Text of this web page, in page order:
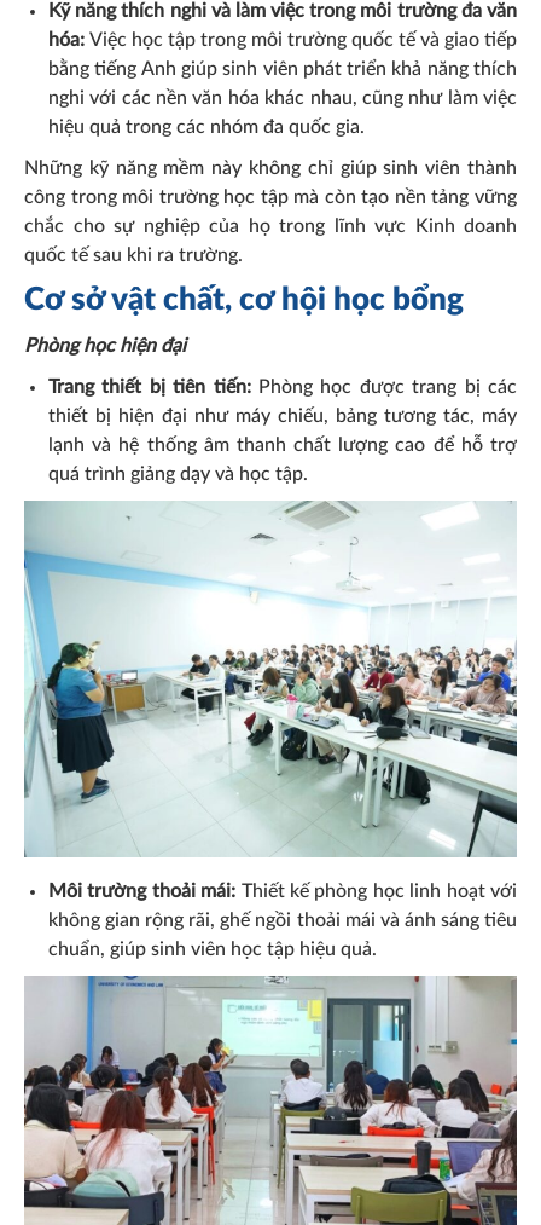
Kỹ năng thích nghi và làm việc trong môi trường đa văn
hóa: Việc học tập trong môi trường quốc tế và giao tiếp
bằng tiếng Anh giúp sinh viên phát triển khả năng thích
nghi với các nền văn hóa khác nhau, cũng như làm việc
hiệu quả trong các nhóm đa quốc gia.
Những kỹ năng mềm này không chỉ giúp sinh viên thành
công trong môi trường học tập mà còn tạo nền tảng vững
chắc cho sự nghiệp của họ trong lĩnh vực Kinh doanh
quốc tế sau khi ra trường.
Cơ sở vật chất, cơ hội học bổng
Phòng học hiện đại
Trang thiết bị tiên tiến: Phòng học được trang bị các
thiết bị hiện đại như máy chiếu, bảng tương tác, máy
lạnh và hệ thống âm thanh chất lượng cao để hỗ trợ
quá trình giảng dạy và học tập.
Môi trường thoải mái: Thiết kế phòng học linh hoạt với
không gian rộng rãi, ghế ngồi thoải mái và ánh sáng tiêu
chuẩn, giúp sinh viên học tập hiệu quả.